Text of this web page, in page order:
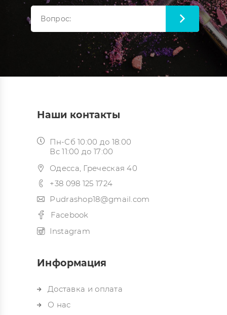
Наши контакты
Пн-Сб 10:00 до 18:00
Вс 11:00 до 17:00
Одесса, Греческая 40
+38 098 125 1724
Pudrashop18@gmail.com
Facebook
Instagram
Информация
Доставка и оплата
О нас